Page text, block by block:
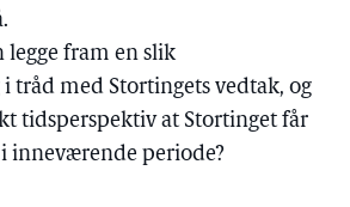
legge fram en slik
tråd med Stortingets vedtak, og
tidsperspektiv at Stortinget får
inneværende periode?